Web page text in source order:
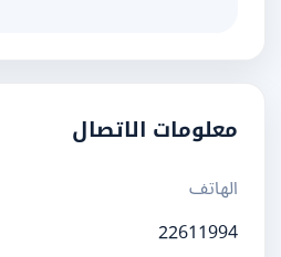
معلومات الاتصال
الهاتف
22611994